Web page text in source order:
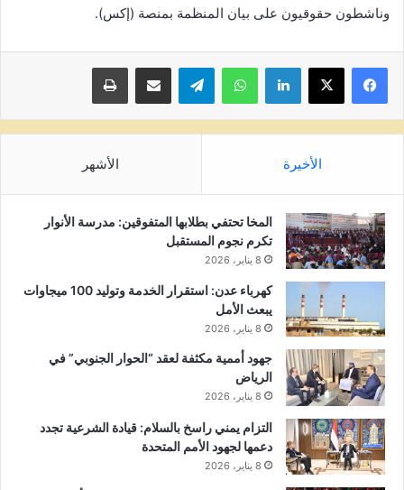
وناشطون حقوقيون على بيان المنظمة بمنصة (إكس).
لينكدإن واتساب تيلقرام مشاركة عبر البريد طباعة
الأخيرة الأشهر
المخا تحتفي بطلابها المتفوقين: مدرسة الأنوار
تكرم نجوم المستقبل
8 يناير، 2026
كهرباء عدن: استقرار الخدمة وتوليد 100 ميجاوات
يبعث الأمل
8 يناير، 2026
جهود أممية مكثفة لعقد “الحوار الجنوبي” في
الرياض
8 يناير، 2026
التزام يمني راسخ بالسلام: قيادة الشرعية تجدد
دعمها لجهود الأمم المتحدة
8 يناير، 2026